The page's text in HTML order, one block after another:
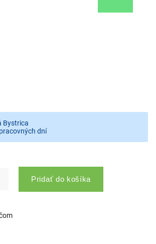
Bystrica
dní
Pridať do košíka